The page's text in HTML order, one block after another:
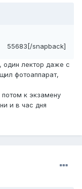
55683[/snapback]
один лектор даже с
фотоаппарат,
к экзамену
и в час дня